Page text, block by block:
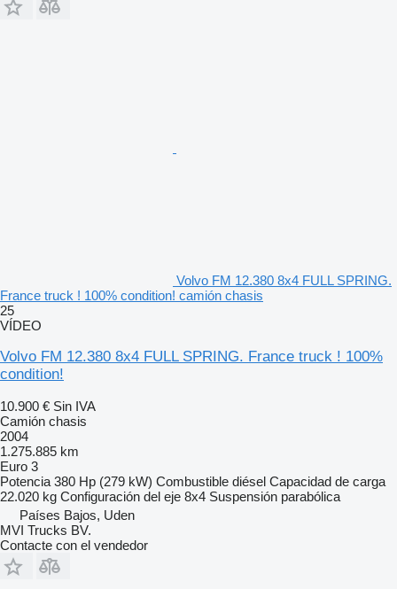
Volvo FM 12.380 8x4 FULL SPRING.
France truck ! 100% condition! camión chasis
25
VÍDEO
Volvo FM 12.380 8x4 FULL SPRING. France truck ! 100%
condition!
10.900 € Sin IVA
Camión chasis
2004
1.275.885 km
Euro 3
Potencia 380 Hp (279 kW) Combustible diésel Capacidad de carga
22.020 kg Configuración del eje 8x4 Suspensión parabólica
Países Bajos, Uden
MVI Trucks BV.
Contacte con el vendedor